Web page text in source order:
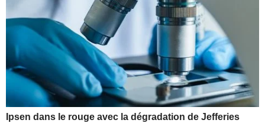
Ipsen dans le rouge avec la dégradation de Jefferies